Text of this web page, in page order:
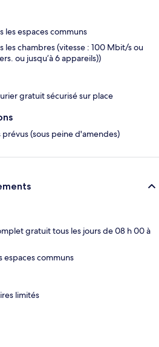
les espaces communs
les chambres (vitesse : 100 Mbit/s ou
ou jusqu’à 6 appareils))
gratuit sécurisé sur place
prévus (sous peine d'amendes)
gratuit tous les jours de 08 h 00 à
espaces communs
limités